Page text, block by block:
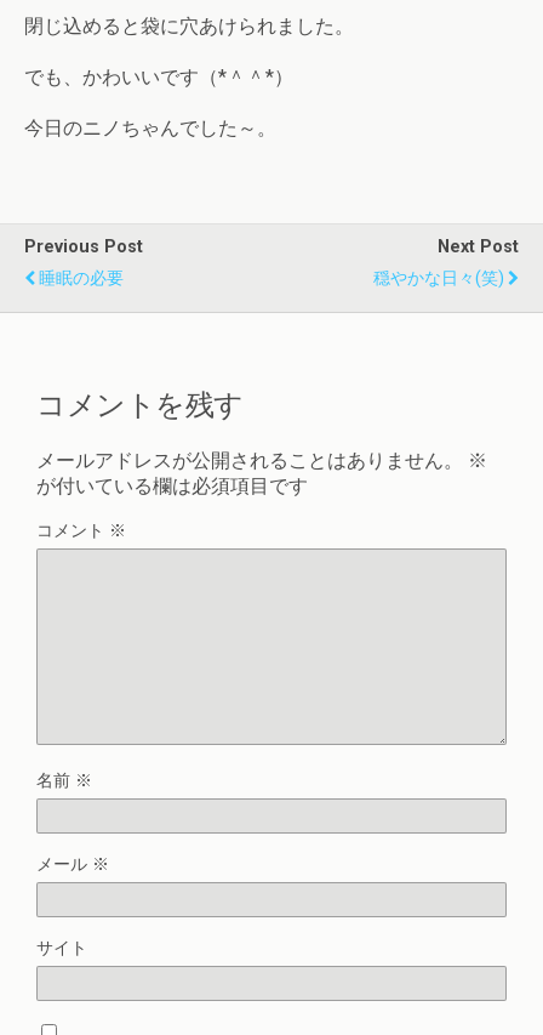
閉じ込めると袋に穴あけられました。
でも、かわいいです（*＾＾*）
今日のニノちゃんでした～。
Previous Post
睡眠の必要
Next Post
穏やかな日々(笑)
コメントを残す
メールアドレスが公開されることはありません。
※
が付いている欄は必須項目です
コメント ※
名前 ※
メール ※
サイト